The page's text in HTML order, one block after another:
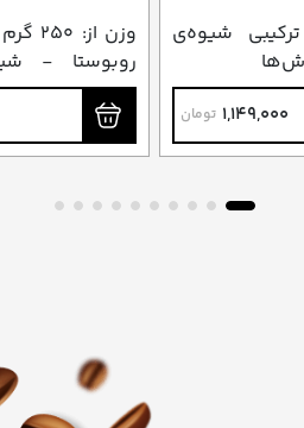
ترکیبی شیوه‌ی
1,149,000 تومان
روبوستا -
اسپرسو و دمی